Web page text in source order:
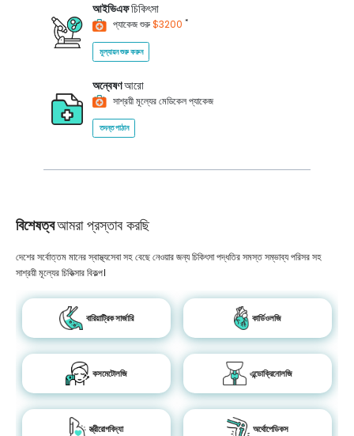
আইভিএফচিকিৎসা
প্যাকেজ শুরু$3200 *
মূল্যায়ন শুরু করুন
অন্বেষণআরো
সাশ্রয়ী মূল্যের মেডিকেল প্যাকেজ
তদন্ত পাঠান
বিশেষত্বআমরা প্রস্তাব করছি
দেশের সর্বোত্তম মানের স্বাস্থ্যসেবা সহ বেছে নেওয়ার জন্য চিকিৎসা পদ্ধতির সমস্ত সম্ভাব্য পরিসর সহ
সাশ্রয়ী মূল্যের চিকিত্সার বিকল্প।
বারিয়াট্রিক সার্জারি কার্ডিওলজি
কসমেটোলজি এন্ডোক্রিনোলজি
স্ত্রীরোগবিদ্যা অর্থোপেডিকস